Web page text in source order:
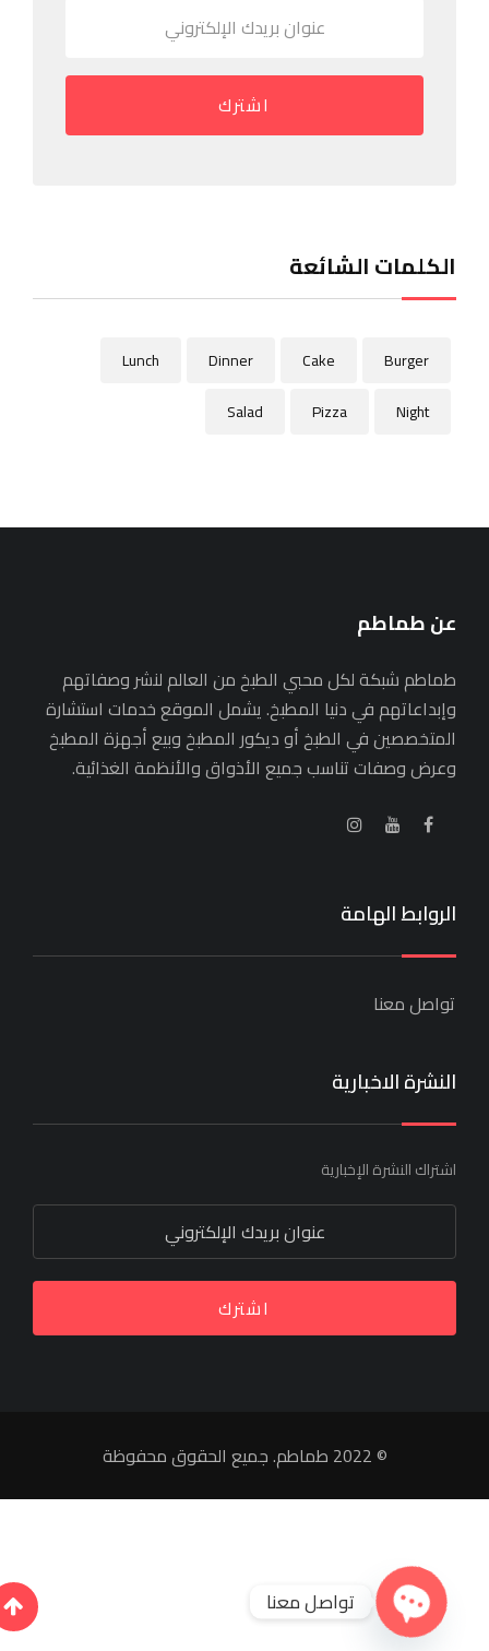
اشترك
الكلمات الشائعة
Burger
Cake
Dinner
Lunch
Night
Pizza
Salad
عن طماطم
طماطم شبكة لكل محبي الطبخ من العالم لنشر وصفاتهم
وإبداعاتهم في دنيا المطبخ. يشمل الموقع خدمات استشارة
المتخصصين في الطبخ أو ديكور المطبخ وبيع أجهزة المطبخ
وعرض وصفات تناسب جميع الأذواق والأنظمة الغذائية.
الروابط الهامة
تواصل معنا
النشرة الاخبارية
اشتراك النشرة الإخبارية
اشترك
تواصل معنا